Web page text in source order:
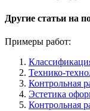
Другие статьи на
Примеры работ:
Технико-
Контрольная
Эстетика
Контрольная